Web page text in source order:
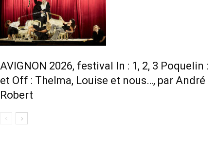
AVIGNON 2026, festival In : 1, 2, 3 Poquelin :
et Off : Thelma, Louise et nous…, par André
Robert